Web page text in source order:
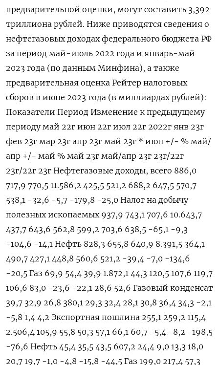
предварительной оценки, могут составить 3,392
триллиона рублей. Ниже приводятся сведения о
нефтегазовых доходах федерального бюджета РФ
за период май-июль 2022 года и январь-май
2023 года (по данным Минфина), а также
предварительная оценка Рейтер налоговых
сборов в июне 2023 года (в миллиардах рублей):
Показатели Период Изменение к предыдущему
периоду май 22г июн 22г июл 22г 2022г янв 23г
фев 23г мар 23г апр 23г май 23г * июн +/- % май/
апр +/- май % май 23г май/апр 23г 23г/22г
23г/22г 23г Нефтегазовые доходы, всего 886,0
717,9 770,5 11.586,2 425,5 521,2 688,2 647,5 570,7
538,1 -32,6 -5,7 -179,8 -25,0 Налог на добычу
полезных ископаемых 937,9 743,1 707,6 10.643,7
437,7 643,6 562,8 599,2 703,6 638,5 -65,1 -9,3
-104,6 -14,1 Нефть 828,3 655,8 640,9 8.391,5 364,1
490,7 427,1 448,8 560,6 521,2 -39,4 -7,0 -134,6
-20,5 Газ 69,9 54,4 39,9 1.872,1 44,3 120,5 107,6 119,7
106,6 83,0 -23,6 -22,1 28,6 52,6 Газовый конденсат
39,7 32,9 26,8 380,1 29,3 32,4 28,1 30,8 36,4 34,3 -2,1
-5,8 1,4 4,2 Экспортная пошлина 255,1 259,2 115,4
2.506,4 105,9 55,8 50,3 57,1 66,1 60,7 -5,4 -8,2 -198,5
-76,6 Нефть 45,4 35,5 43,5 607,2 24,4 9,0 13,3 18,0
20,7 19,7 -1,0 -4,8 -15,8 -44,5 Газ 199,0 217,4 57,3